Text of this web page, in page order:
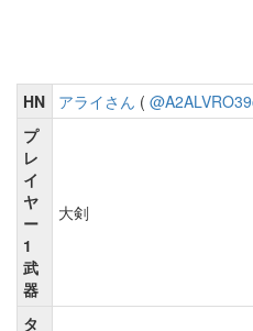
HN アライさん (
プ
レ
イ
ヤ
ー
1
武
器
大剣
タ